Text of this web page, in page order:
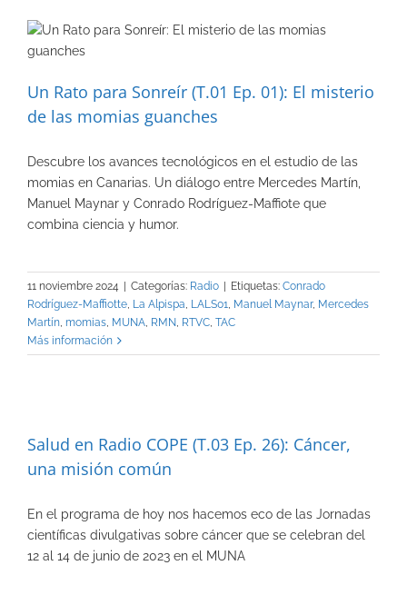
Un Rato para Sonreír (T.01 Ep. 01): El misterio
de las momias guanches
Descubre los avances tecnológicos en el estudio de las
momias en Canarias. Un diálogo entre Mercedes Martín,
Manuel Maynar y Conrado Rodríguez-Maffiote que
combina ciencia y humor.
11 noviembre 2024 | Categorías: Radio | Etiquetas: Conrado
Rodríguez-Maffiotte, La Alpispa, LALS01, Manuel Maynar, Mercedes
Martín, momias, MUNA, RMN, RTVC, TAC
Más información
Salud en Radio COPE (T.03 Ep. 26): Cáncer,
una misión común
En el programa de hoy nos hacemos eco de las Jornadas
científicas divulgativas sobre cáncer que se celebran del
12 al 14 de junio de 2023 en el MUNA